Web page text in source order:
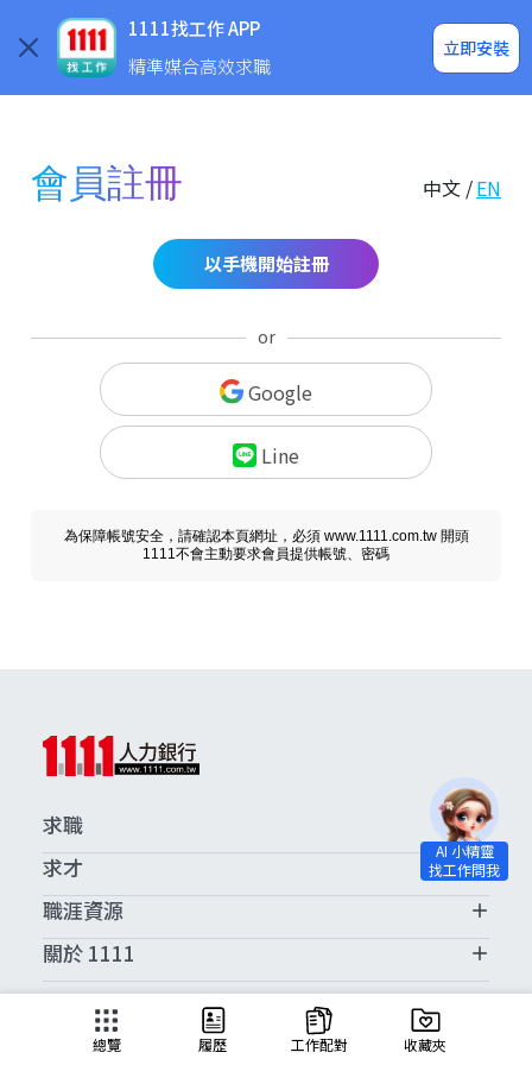
1111找工作 APP
精準媒合高效求職
立即安裝
企業求才
會員註冊 中文 /EN
以手機開始註冊
or
Google
Line
為保障帳號安全，請確認本頁網址，必須 www.1111.com.tw 開頭
1111不會主動要求會員提供帳號、密碼
求職
求才
職涯資源
關於 1111
求職服務中心
總覽 履歷 工作配對 收藏夾